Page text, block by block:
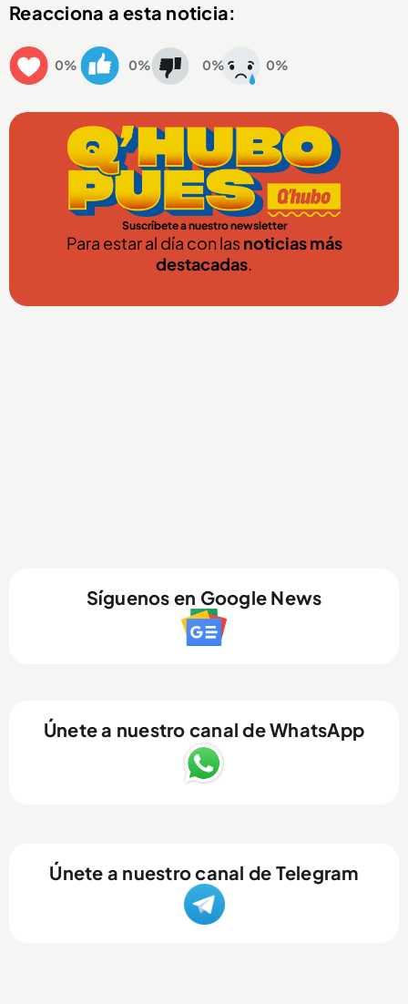
Reacciona a esta noticia:
0% 0% 0% 0%
Suscríbete a nuestro newsletter
Para estar al día con lasnoticias más
destacadas.
Síguenos en Google News
Únete a nuestro canal de WhatsApp
Únete a nuestro canal de Telegram